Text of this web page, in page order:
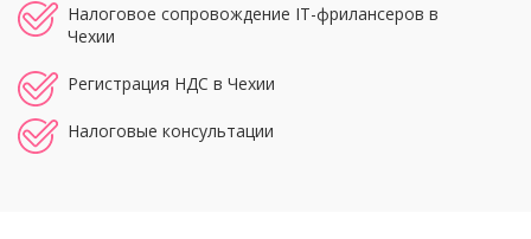
Налоговое сопровождение IT-фрилансеров в
Чехии
Регистрация НДС в Чехии
Налоговые консультации